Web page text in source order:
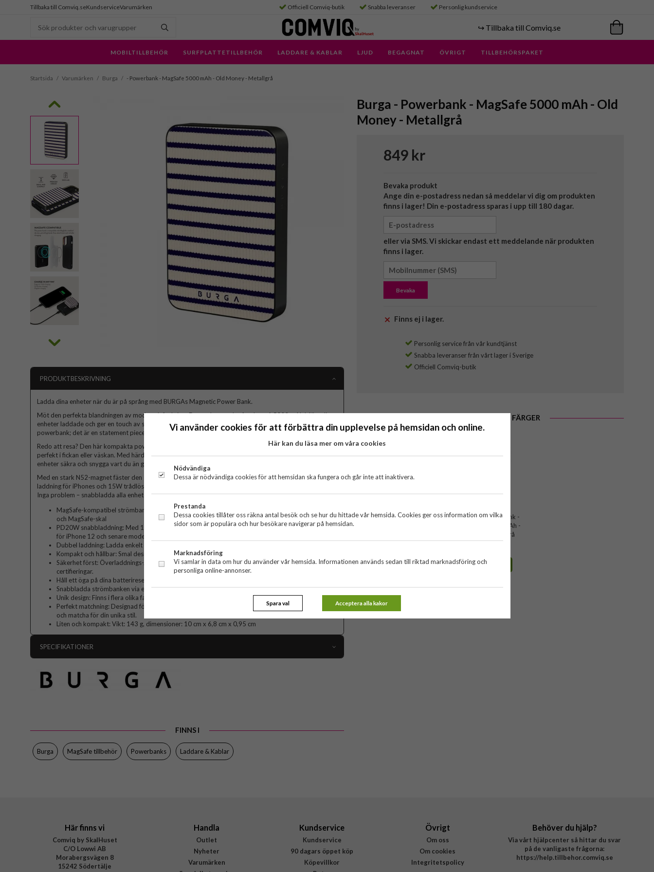
Tillbaka till Comviq.seKundserviceVarumärken Officiell Comviq-butik Snabba leveranser Personlig kundservice
↪️ Tillbaka till Comviq.se
MOBILTILLBEHÖR SURFPLATTETILLBEHÖR LADDARE & KABLAR LJUD BEGAGNAT ÖVRIGT TILLBEHÖRSPAKET
Startsida / Varumärken / Burga / - Powerbank - MagSafe 5000 mAh - Old Money - Metallgrå
Burga - Powerbank - MagSafe 5000 mAh - Old
Money - Metallgrå
849 kr
Bevaka produkt
Ange din e-postadress nedan så meddelar vi dig om produkten
finns i lager! Din e-postadress sparas i upp till 180 dagar.
eller via SMS. Vi skickar endast ett meddelande när produkten
finns i lager.
Bevaka
Finns ej i lager.
Personlig service från vår kundtjänst
Snabba leveranser från vårt lager i Sverige
Officiell Comviq-butik
FINNS ÄVEN I DESSA FÄRGER
Burga - Powerbank -
KÖP
Burga - Powerbank -
MagSafe 5000 mAh -
Cherrybomb Grå
KÖP
PRODUKTBESKRIVNING
Ladda dina enheter när du är på språng med BURGAs Magnetic Power Bank.
Möt den perfekta blandningen av mode och funktion. Detta eleganta kraftpaket på 5000 mAh håller dina
enheter laddade och ger en touch av stil med BURGAs unika, blekningssäkra design. Det är mer än bara en
powerbank; det är en statement piece som ger dina enheter ström när som helst, var som helst.
Redo att resa? Den här kompakta powerbanken är din perfekta följeslagare, utformad för att passa
perfekt i fickan eller väskan. Med härdat glas är den byggd för att hålla och förbli repfri, vilket håller dina
enheter säkra och snygga vart du än går.
Med en stark N52-magnet fäster den smidigt på MagSafe-kompatibla enheter och ger 7,5 W trådlös
laddning för iPhones och 15W trådlös laddning för andra kompatibla märken. Använder du inte MagSafe?
Inga problem – snabbladda alla enheter med PD20W USB-C för en smidig upplevelse utan sladdar.
MagSafe-kompatibel strömbank designad för trådlös laddning av MagSafe-kompatibla telefoner
och MagSafe-skal
PD20W snabbladdning: Med 15W trådlös laddning för Samsung och Xiaomi, 7.5W trådlös laddning
för iPhone 12 och senare modeller och ett PD20W USB-C uttag
Dubbel laddning: Ladda enkelt två enheter samtidigt.
Kompakt och hållbar: Smal design med reptålig yta och stark N52-magnet.
Säkerhet först: Överladdnings-, överströms- och kortslutningsskydd med CE-, ROHS- och FCC-
certifieringar.
Håll ett öga på dina batterireserver med indikatorlampor.
Snabbladda strömbanken via en USB-C-port (60W-2V0/3A Typ C till C-kabel ingår).
Unik design: Finns i flera olika fantastiska, blekningssäkra mönster.
Perfekt matchning: Designad för att matcha BURGAS andra tillbehör, vilket gör det enkelt att mixa
och matcha för din unika stil.
Liten och kompakt: Vikt: 143 g, dimensioner: 10 cm x 6,8 cm x 0,95 cm
SPECIFIKATIONER
Produkttyp
Tillverkarens art nr
EAN
FINNS I
Burga MagSafe tillbehör Powerbanks Laddare & Kablar
Här finns vi
Comviq by SkalHuset
C/O Lowwi AB
Morabergsvägen 8
15242 Södertälje
Handla
Outlet
Nyheter
Varumärken
Kundservice
Kundservice
90 dagars öppet köp
Köpevillkor
Övrigt
Om oss
Om cookies
Integritetspolicy
Behöver du hjälp?
Via vårt hjälpcenter så hittar du svar
på de vanligaste frågorna:
https://help.tillbehor.comviq.se
Vi använder cookies för att förbättra din upplevelse på hemsidan och online.
Här kan du läsa mer om våra cookies
Nödvändiga
Dessa är nödvändiga cookies för att hemsidan ska fungera och går inte att inaktivera.
Prestanda
Dessa cookies tillåter oss räkna antal besök och se hur du hittade vår hemsida. Cookies ger oss information om vilka
sidor som är populära och hur besökare navigerar på hemsidan.
Marknadsföring
Vi samlar in data om hur du använder vår hemsida. Informationen används sedan till riktad marknadsföring och
personliga online-annonser.
Spara val Acceptera alla kakor